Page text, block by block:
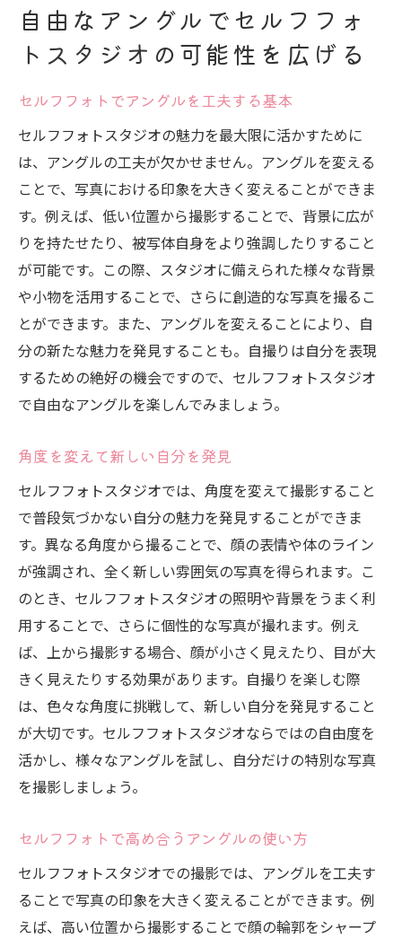
自由なアングルでセルフフォ
トスタジオの可能性を広げる
セルフフォトでアングルを工夫する基本
セルフフォトスタジオの魅力を最大限に活かすために
は、アングルの工夫が欠かせません。アングルを変える
ことで、写真における印象を大きく変えることができま
す。例えば、低い位置から撮影することで、背景に広が
りを持たせたり、被写体自身をより強調したりすること
が可能です。この際、スタジオに備えられた様々な背景
や小物を活用することで、さらに創造的な写真を撮るこ
とができます。また、アングルを変えることにより、自
分の新たな魅力を発見することも。自撮りは自分を表現
するための絶好の機会ですので、セルフフォトスタジオ
で自由なアングルを楽しんでみましょう。
角度を変えて新しい自分を発見
セルフフォトスタジオでは、角度を変えて撮影すること
で普段気づかない自分の魅力を発見することができま
す。異なる角度から撮ることで、顔の表情や体のライン
が強調され、全く新しい雰囲気の写真を得られます。こ
のとき、セルフフォトスタジオの照明や背景をうまく利
用することで、さらに個性的な写真が撮れます。例え
ば、上から撮影する場合、顔が小さく見えたり、目が大
きく見えたりする効果があります。自撮りを楽しむ際
は、色々な角度に挑戦して、新しい自分を発見すること
が大切です。セルフフォトスタジオならではの自由度を
活かし、様々なアングルを試し、自分だけの特別な写真
を撮影しましょう。
セルフフォトで高め合うアングルの使い方
セルフフォトスタジオでの撮影では、アングルを工夫す
ることで写真の印象を大きく変えることができます。例
えば、高い位置から撮影することで顔の輪郭をシャープ